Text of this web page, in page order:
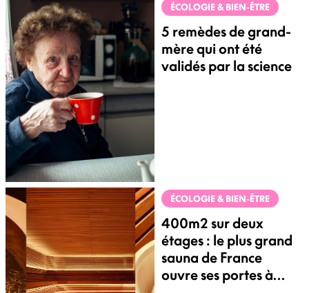
ÉCOLOGIE & BIEN-ÊTRE
5 remèdes de grand-
mère qui ont été
validés par la science
ÉCOLOGIE & BIEN-ÊTRE
400m2 sur deux
étages : le plus grand
sauna de France
ouvre ses portes à